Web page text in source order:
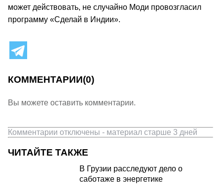
может действовать, не случайно Моди провозгласил
программу «Сделай в Индии».
КОММЕНТАРИИ(0)
Вы можете оставить комментарии.
Комментарии отключены - материал старше 3 дней
ЧИТАЙТЕ ТАКЖЕ
В Грузии расследуют дело о
саботаже в энергетике